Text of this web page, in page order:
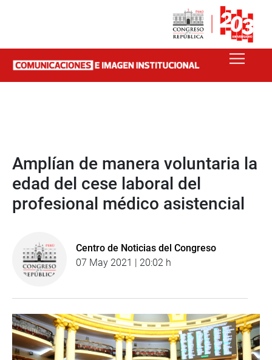
Amplían de manera voluntaria la
edad del cese laboral del
profesional médico asistencial
Centro de Noticias del Congreso
07 May 2021 | 20:02 h